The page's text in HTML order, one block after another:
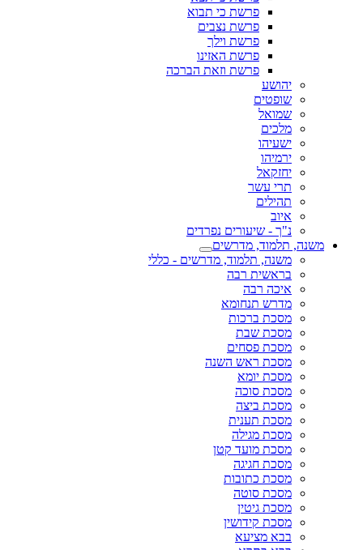
פרשת כי תבוא
פרשת נצבים
פרשת וילך
פרשת האזינו
פרשת וזאת הברכה
יהושע
שופטים
שמואל
מלכים
ישעיהו
ירמיהו
יחזקאל
תרי עשר
תהילים
איוב
נ"ך - שיעורים נפרדים
משנה, תלמוד, מדרשים
משנה, תלמוד, מדרשים - כללי
בראשית רבה
איכה רבה
מדרש תנחומא
מסכת ברכות
מסכת שבת
מסכת פסחים
מסכת ראש השנה
מסכת יומא
מסכת סוכה
מסכת ביצה
מסכת תענית
מסכת מגילה
מסכת מועד קטן
מסכת חגיגה
מסכת כתובות
מסכת סוטה
מסכת גיטין
מסכת קידושין
בבא מציעא